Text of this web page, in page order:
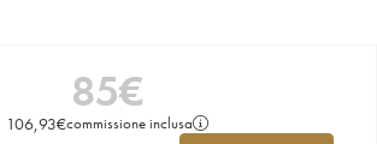
85€
106,93€commissione inclusa